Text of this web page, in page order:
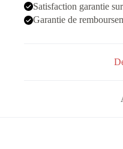
Satisfaction garantie
Garantie de